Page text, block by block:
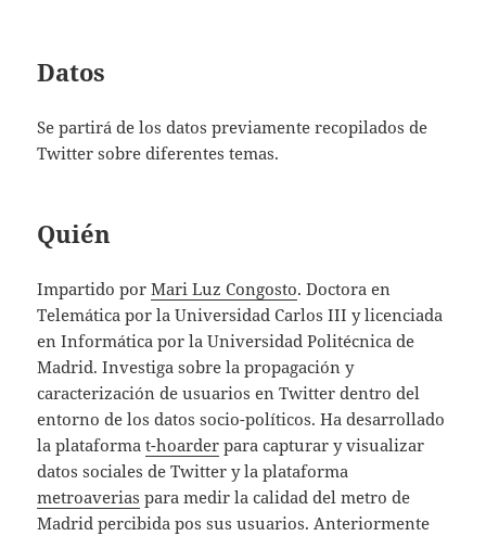
Datos
Se partirá de los datos previamente recopilados de
Twitter sobre diferentes temas.
Quién
Impartido porMari Luz Congosto. Doctora en
Telemática por la Universidad Carlos III y licenciada
en Informática por la Universidad Politécnica de
Madrid. Investiga sobre la propagación y
caracterización de usuarios en Twitter dentro del
entorno de los datos socio-políticos. Ha desarrollado
la plataformat-hoarder para capturar y visualizar
datos sociales de Twitter y la plataforma
metroaverias para medir la calidad del metro de
Madrid percibida pos sus usuarios. Anteriormente